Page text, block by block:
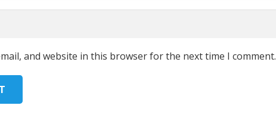
and website in this browser for the next time I comment.